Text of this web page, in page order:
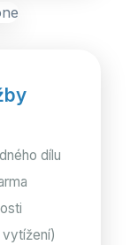
dílu
vytížení)